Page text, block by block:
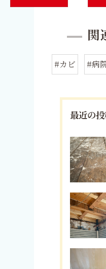
関
#カビ #病
最近の